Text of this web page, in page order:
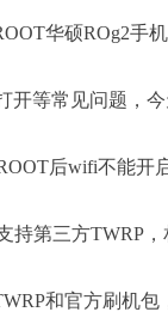
华硕ROg2手
开等常见问题，
持第三方TWRP
和官方刷机